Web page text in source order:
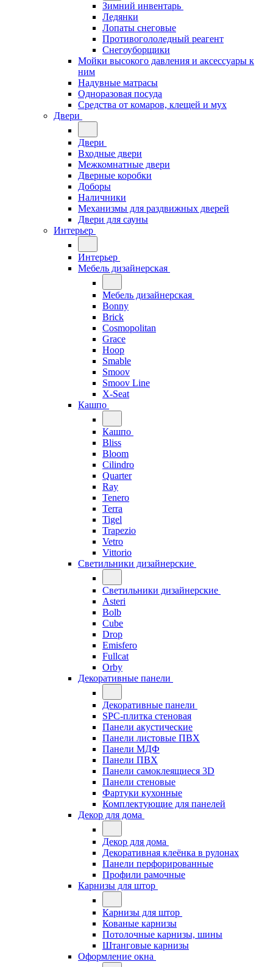
Зимний инвентарь
Ледянки
Лопаты снеговые
Противогололедный реагент
Снегоуборщики
Мойки высокого давления и аксессуары к
ним
Надувные матрасы
Одноразовая посуда
Средства от комаров, клещей и мух
Двери
Двери
Входные двери
Межкомнатные двери
Дверные коробки
Доборы
Наличники
Механизмы для раздвижных дверей
Двери для сауны
Интерьер
Интерьер
Мебель дизайнерская
Мебель дизайнерская
Bonny
Brick
Cosmopolitan
Grace
Hoop
Smable
Smoov
Smoov Line
X-Seat
Кашпо
Кашпо
Bliss
Bloom
Cilindro
Quarter
Ray
Tenero
Terra
Tigel
Trapezio
Vetro
Vittorio
Светильники дизайнерские
Светильники дизайнерские
Asteri
Bolb
Cube
Drop
Emisfero
Fullcat
Orby
Декоративные панели
Декоративные панели
SPC-плитка стеновая
Панели акустические
Панели листовые ПВХ
Панели МДФ
Панели ПВХ
Панели самоклеящиеся 3D
Панели стеновые
Фартуки кухонные
Комплектующие для панелей
Декор для дома
Декор для дома
Декоративная клеёнка в рулонах
Панели перфорированные
Профили рамочные
Карнизы для штор
Карнизы для штор
Кованые карнизы
Потолочные карнизы, шины
Штанговые карнизы
Оформление окна